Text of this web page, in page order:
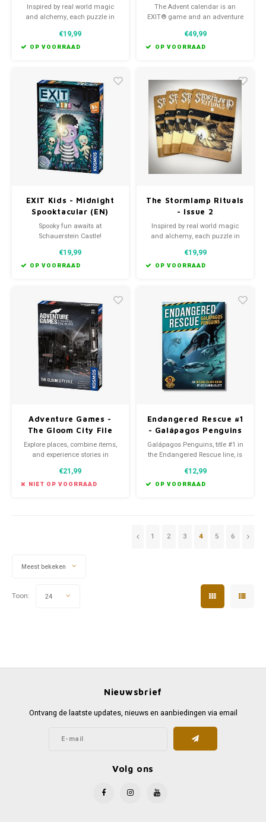
Inspired by real world magic
and alchemy, each puzzle in
stepping stone to the next. Test
your brain as you uncover the
€19,99
OP VOORRAAD
Race (EN)
The Advent calendar is an
EXIT® game and an adventure
€49,99
OP VOORRAAD
EXIT Kids - Midnight
Spooktacular (EN)
Spooky fun awaits at
Schauerstein Castle!
the party, and all she needs is a
spooky outfit. Can you help her
€19,99
OP VOORRAAD
The Stormlamp Rituals
- Issue 2
Inspired by real world magic
and alchemy, each puzzle in
stepping stone to the next. Test
your brain as you uncover the
€19,99
OP VOORRAAD
Adventure Games -
The Gloom City File
(EN)
Explore places, combine items,
and experience stories in
co-operative games from
German publisher KOSMOS.
€21,99
NIET OP VOORRAAD
Endangered Rescue #1
- Galápagos Penguins
Galápagos Penguins, title #1 in
the Endangered Rescue line, is
just 18 cards! As a group, you
will solve a series of puzzles to
€12,99
OP VOORRAAD
Meest bekeken
1 2 3 4 5 6
Toon: 24
Nieuwsbrief
Ontvang de laatste updates, nieuws en aanbiedingen via email
Volg ons